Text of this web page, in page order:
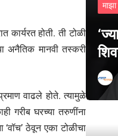
होती. ती टोळी
अनैतिक मानवी तस्करी
वाढले होते. त्यामुळे
गरीब घरच्या तरुणींना
ठेवून एका टोळीचा
माझा